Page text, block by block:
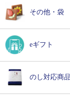
その他・袋
eギフト
のし対応商品